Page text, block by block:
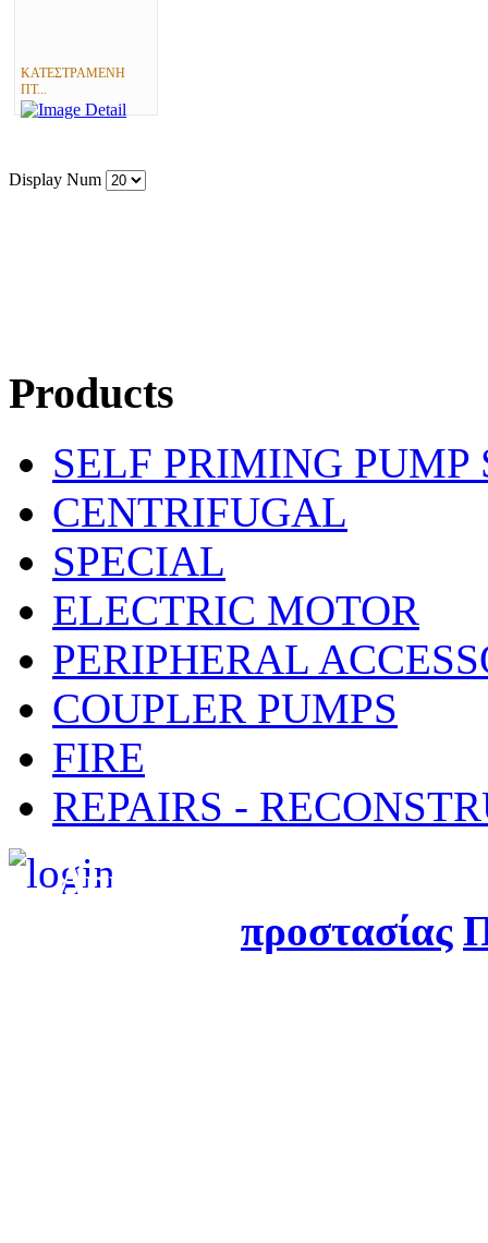
ΚΑΤΕΣΤΡΑΜΕΝΗ
ΠΤ...
Display Num
Products
SELF PRIMING
CENTRIFUGAL
SPECIAL
ELECTRIC MOTOR
PERIPHERAL
COUPLER PUMPS
FIRE
REPAIRS -
Δημιουργήθηκε από
προστασίας